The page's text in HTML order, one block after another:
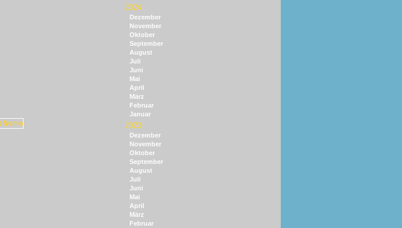
2024
Dezember
November
Oktober
September
August
Juli
Juni
Mai
April
März
Februar
Januar
2023
Dezember
November
Oktober
September
August
Juli
Juni
Mai
April
März
Februar